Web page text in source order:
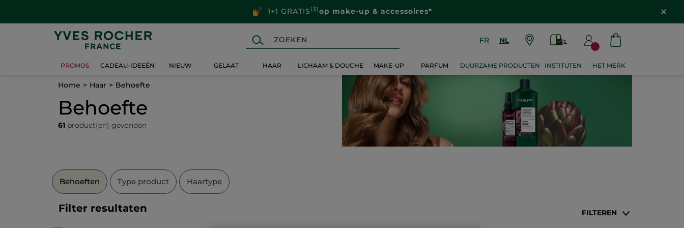
1+1 GRATIS (3)op make-up & accessoires*
FR NL
PROMOS CADEAU-IDEEËN NIEUW GELAAT HAAR LICHAAM & DOUCHE MAKE-UP PARFUM DUURZAME PRODUCTEN INSTITUTEN HET MERK
Home Haar Behoefte
Behoefte
61 product(en) gevonden
Behoeften Type product Haartype
Filter resultaten FILTEREN